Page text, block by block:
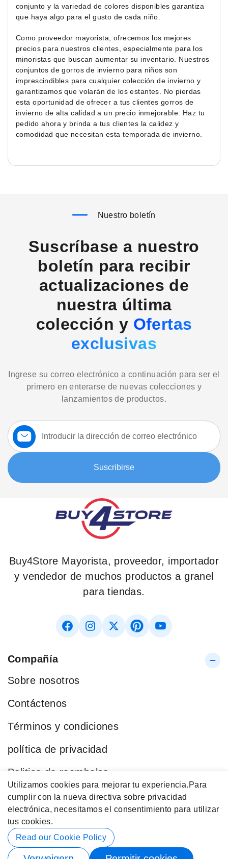
Utilizamos cookies para mejorar tu experiencia. Para
cumplir con la nueva directiva sobre privacidad
electrónica, necesitamos el consentimiento para utilizar
tus cookies.
Read our Cookie Policy
conjunto y la variedad de colores disponibles garantiza
que haya algo para el gusto de cada niño.
Como proveedor mayorista, ofrecemos los mejores
precios para nuestros clientes, especialmente para los
minoristas que buscan aumentar su inventario. Nuestros
conjuntos de gorros de invierno para niños son
imprescindibles para cualquier colección de invierno y
garantizamos que volarán de los estantes. No pierdas
esta oportunidad de ofrecer a tus clientes gorros de
invierno de alta calidad a un precio inmejorable. Haz tu
pedido ahora y brinda a tus clientes la calidez y
comodidad que necesitan esta temporada de invierno.
Nuestro boletín
Suscríbase a nuestro
boletín para recibir
actualizaciones de
nuestra última
colección y Ofertas
exclusivas
Ingrese su correo electrónico a continuación para ser el
primero en enterarse de nuevas colecciones y
lanzamientos de productos.
Suscríbase
a
nuestro
boletín:
Suscribirse
Buy4Store Mayorista, proveedor, importador
y vendedor de muchos productos a granel
para tiendas.
Compañía
Sobre nosotros
Contáctenos
Términos y condiciones
política de privacidad
Politica de reembolso
Blog
Categorías Populares
Datos de contacto